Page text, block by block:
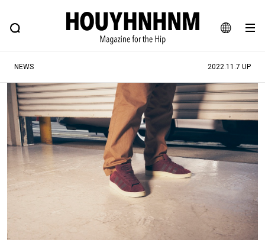
JA
EN
FEATURE BLOG SNAP
ヒップなファッション、カルチャー、ライフスタイルWEBマガジン
#注目のタグ
#SHOPPING ADDICT #憧れの逸品
#MONTHLY JOURNAL #ESSENTIAL DESIGNS
#NEW VINTAGE #古着サミット
#マイナーグッド図鑑 #フイナムのYouTube
#FOCUS IT
#FASHION #MUSIC #MOVIE
NEWS 2022.11.7 UP